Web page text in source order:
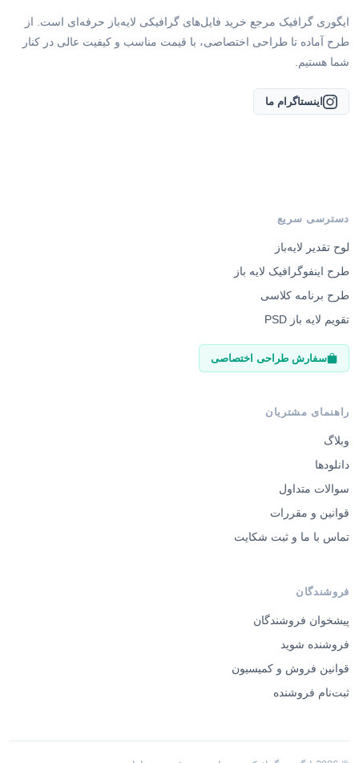
ایگوری گرافیک مرجع خرید فایل‌های گرافیکی لایه‌باز حرفه‌ای است. از
طرح آماده تا طراحی اختصاصی، با قیمت مناسب و کیفیت عالی در کنار
شما هستیم.
اینستاگرام ما
دسترسی سریع
لوح تقدیر لایه‌باز
طرح اینفوگرافیک لایه باز
طرح برنامه کلاسی
تقویم لایه باز PSD
سفارش طراحی اختصاصی
راهنمای مشتریان
وبلاگ
دانلودها
سوالات متداول
قوانین و مقررات
تماس با ما و ثبت شکایت
فروشندگان
پیشخوان فروشندگان
فروشنده شوید
قوانین فروش و کمیسیون
ثبت‌نام فروشنده